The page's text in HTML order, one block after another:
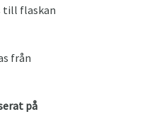
till flaskan
från
på